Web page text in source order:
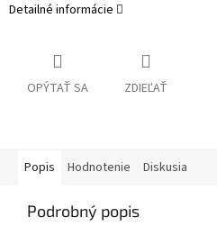
Detailné informácie
OPÝTAŤ SA ZDIEĽAŤ
Popis Hodnotenie Diskusia
Podrobný popis